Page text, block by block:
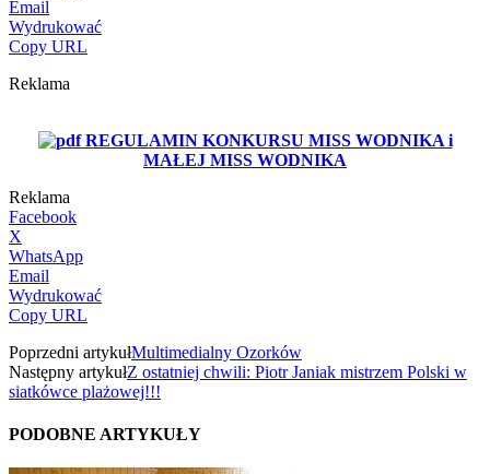
Email
Wydrukować
Copy URL
Reklama
REGULAMIN KONKURSU MISS WODNIKA i
MAŁEJ MISS WODNIKA
Reklama
Facebook
X
WhatsApp
Email
Wydrukować
Copy URL
Poprzedni artykułMultimedialny Ozorków
Następny artykułZ ostatniej chwili: Piotr Janiak mistrzem Polski w
siatkówce plażowej!!!
PODOBNE ARTYKUŁY